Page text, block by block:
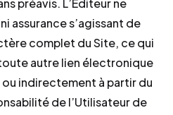
préavis. L’Éditeur ne
assurance s’agissant de
complet du Site, ce qui
autre lien électronique
indirectement à partir du
de l’Utilisateur de